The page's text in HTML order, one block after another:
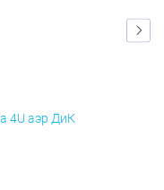
4U аэр ДиК